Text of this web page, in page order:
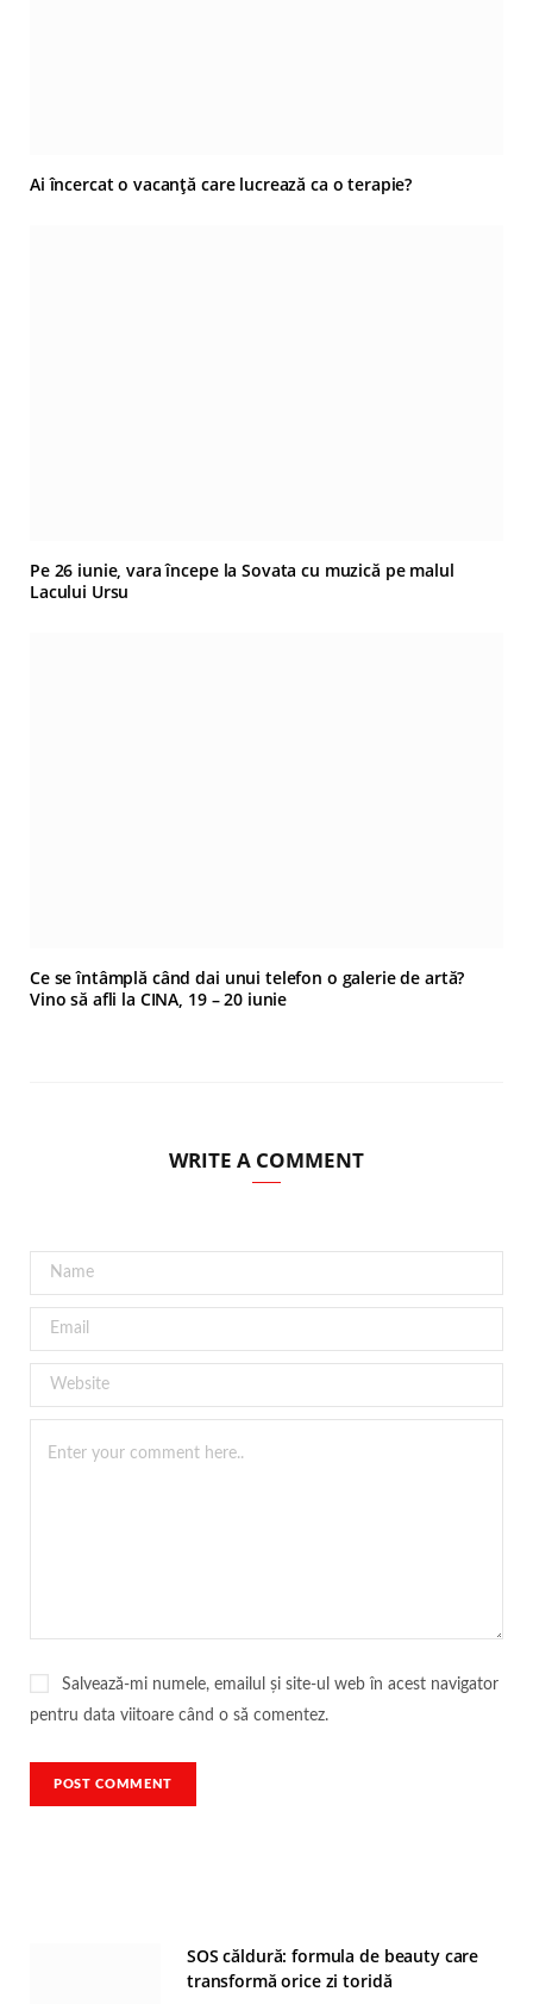
Ai încercat o vacanță care lucrează ca o terapie?
Pe 26 iunie, vara începe la Sovata cu muzică pe malul
Lacului Ursu
Ce se întâmplă când dai unui telefon o galerie de artă?
Vino să afli la CINA, 19 – 20 iunie
WRITE A COMMENT
Salvează-mi numele, emailul și site-ul web în acest navigator
pentru data viitoare când o să comentez.
SOS căldură: formula de beauty care
transformă orice zi toridă